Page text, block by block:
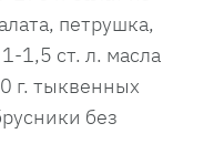
петрушка,
1,5 ст. л. масла
г. тыквенных
без